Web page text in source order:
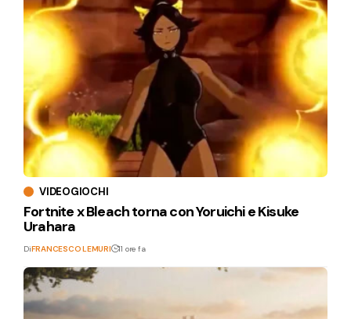
VIDEOGIOCHI
Fortnite x Bleach torna con Yoruichi e Kisuke
Urahara
DiFRANCESCO LEMURI 11 ore fa